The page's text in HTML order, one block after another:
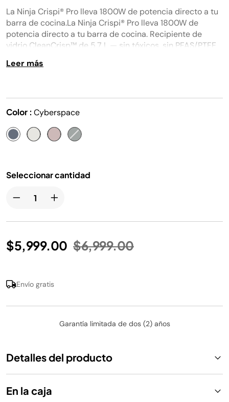
reseñas.
Enlace
en
la
misma
página.
La Ninja Crispi® Pro lleva 1800W de potencia directo a tu
barra de cocina.La Ninja Crispi® Pro lleva 1800W de
potencia directo a tu barra de cocina. Recipiente de
vidrio CleanCrisp™ de 5.7 L — sin tóxicos, sin PFAS/PTFE.
Leer más
Color : Cyberspace
Seleccionar cantidad
$5,999.00 Precio reducido de
$6,999.00a
Envío gratis
Garantía limitada de dos (2) años
Detalles del producto
En la caja